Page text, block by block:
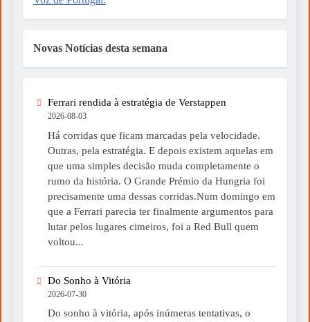
Novas Notícias desta semana
Ferrari rendida à estratégia de Verstappen
2026-08-03
Há corridas que ficam marcadas pela velocidade.
Outras, pela estratégia. E depois existem aquelas em
que uma simples decisão muda completamente o
rumo da história. O Grande Prémio da Hungria foi
precisamente uma dessas corridas.Num domingo em
que a Ferrari parecia ter finalmente argumentos para
lutar pelos lugares cimeiros, foi a Red Bull quem
voltou...
Do Sonho à Vitória
2026-07-30
Do sonho à vitória, após inúmeras tentativas, o